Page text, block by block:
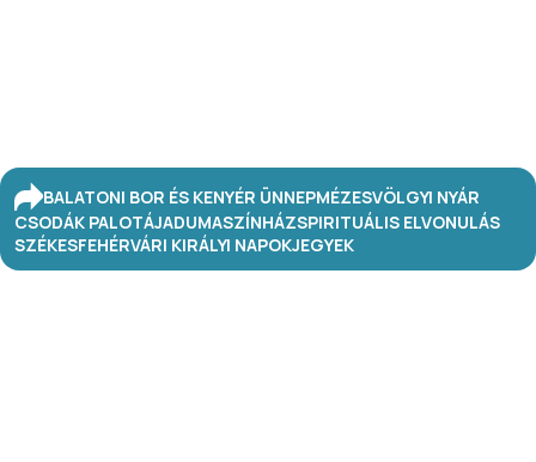
BALATONI BOR ÉS KENYÉR ÜNNEPMÉZESVÖLGYI NYÁR
CSODÁK PALOTÁJADUMASZÍNHÁZSPIRITUÁLIS ELVONULÁS
SZÉKESFEHÉRVÁRI KIRÁLYI NAPOKJEGYEK